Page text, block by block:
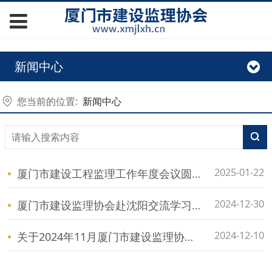
新闻中心
您当前的位置: 新闻中心
厦门市建设工程监理工作年度会议圆满召开 2025-01-22
厦门市建设监理协会赴沈阳交流学习之行 2024-12-30
关于2024年11月厦门市建设监理协会自律检查结果通报 2024-12-10